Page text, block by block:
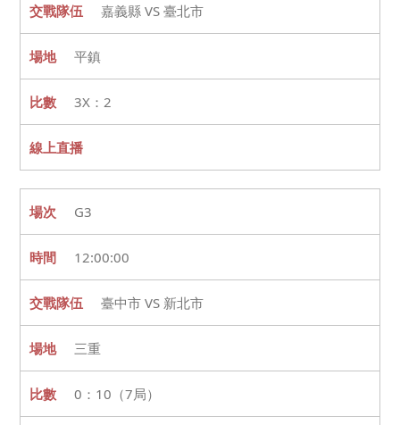
嘉義縣 VS 臺北市
平鎮
3X：2
G3
12:00:00
臺中市 VS 新北市
三重
0：10（7局）